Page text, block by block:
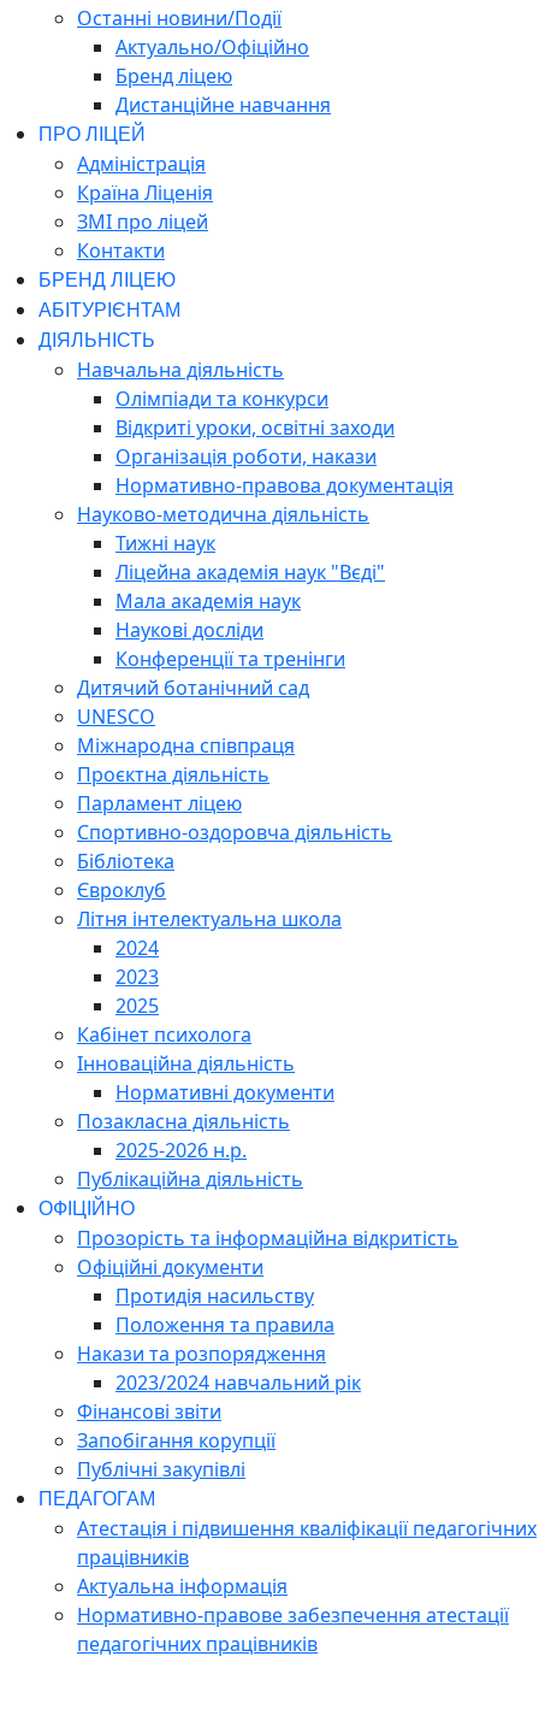
Останні новини/Події
Актуально/Офіційно
Бренд ліцею
Дистанційне навчання
ПРО ЛІЦЕЙ
Адміністрація
Країна Ліценія
ЗМІ про ліцей
Контакти
БРЕНД ЛІЦЕЮ
АБІТУРІЄНТАМ
ДІЯЛЬНІСТЬ
Навчальна діяльність
Олімпіади та конкурси
Відкриті уроки, освітні заходи
Організація роботи, накази
Нормативно-правова документація
Науково-методична діяльність
Тижні наук
Ліцейна академія наук "Вєді"
Мала академія наук
Наукові досліди
Конференції та тренінги
Дитячий ботанічний сад
UNESCO
Міжнародна співпраця
Проєктна діяльність
Парламент ліцею
Спортивно-оздоровча діяльність
Бібліотека
Євроклуб
Літня інтелектуальна школа
2024
2023
2025
Кабінет психолога
Інноваційна діяльність
Нормативні документи
Позакласна діяльність
2025-2026 н.р.
Публікаційна діяльність
ОФІЦІЙНО
Прозорість та інформаційна відкритість
Офіційні документи
Протидія насильству
Положення та правила
Накази та розпорядження
2023/2024 навчальний рік
Фінансові звіти
Запобігання корупції
Публічні закупівлі
ПЕДАГОГАМ
Атестація і підвишення кваліфікації педагогічних
працівників
Актуальна інформація
Нормативно-правове забезпечення атестації
педагогічних працівників